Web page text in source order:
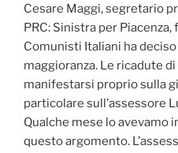
Cesare Maggi, segretario
PRC: Sinistra per Piacenza,
Comunisti Italiani ha
maggioranza. Le ricadute
manifestarsi proprio sulla
particolare sull’assessore
Qualche mese lo avevamo
questo argomento.